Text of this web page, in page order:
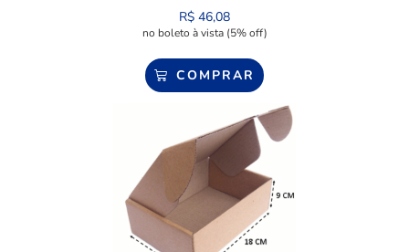
R$ 46,08
no boleto à vista (5% off)
COMPRAR